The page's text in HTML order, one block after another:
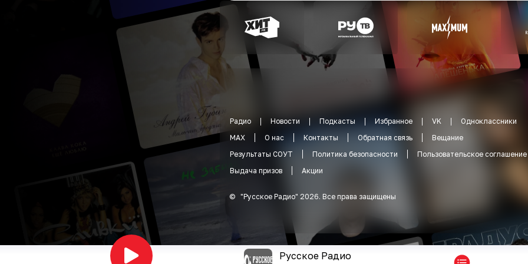
Радио Новости Подкасты Избранное VK
Одноклассники
MAX
О нас Контакты Обратная связь
Вещание
Результаты СОУТ
Политика безопасности
Пользовательское соглашение
Выдача призов
Акции
© "Русское Радио" 2026. Все права защищены
Русское Радио